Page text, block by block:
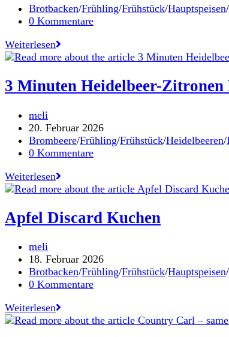
veröffentlicht:
Beitrags-
Kategorie:
Brotbacken/Frühling/Frühstück/Hauptspeisen/
Beitrags-
0 Kommentare
Weiterlesen100%
Roggen-
3 Minuten Heidelbeer-Zitronen
Beitrags-
Autor:
meli
Beitrag
veröffentlicht:
20. Februar 2026
Beitrags-
Kategorie:
Brombeere/Frühling/Frühstück/Heidelbeeren/
Beitrags-
0 Kommentare
Weiterlesen3
Minuten
Zitronen
Kuchen
Apfel Discard Kuchen
Beitrags-
Autor:
meli
Beitrag
veröffentlicht:
18. Februar 2026
Beitrags-
Kategorie:
Brotbacken/Frühling/Frühstück/Hauptspeisen/
Beitrags-
0 Kommentare
WeiterlesenApfel
Discard